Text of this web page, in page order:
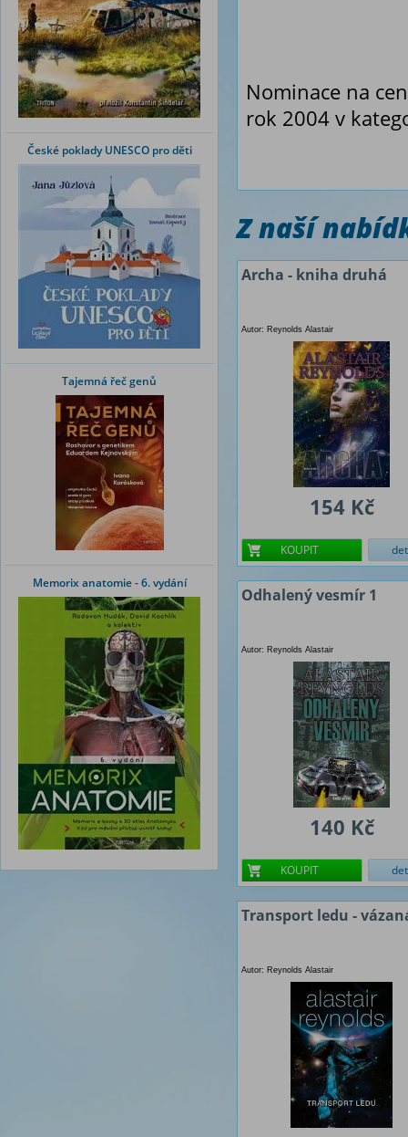
České poklady UNESCO pro děti
Tajemná řeč genů
Memorix anatomie - 6. vydání
Nominace na
rok 2004 v
Z naší
Archa - kniha druhá
Autor: Reynolds Alastair
154 Kč
KOUPIT
Odhalený vesmír 1
Autor: Reynolds Alastair
140 Kč
KOUPIT
Transport ledu -
Autor: Reynolds Alastair